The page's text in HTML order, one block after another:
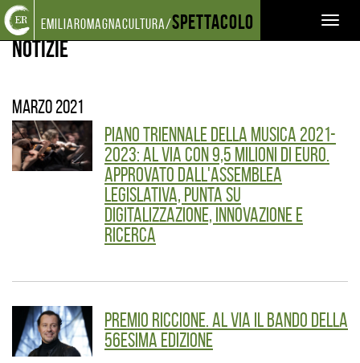
Torna
alla
home
page
Cerca
nel
sito
Salta
ai
contenuti
Salta
al
menu
principale
emiliaromagnacultura/Spettacolo
EVENTI E NEWS NOTIZIE
Notizie
marzo 2021
Piano triennale della Musica 2021-
2023: al via con 9,5 milioni di euro.
Approvato dall'Assemblea
legislativa, punta su
digitalizzazione, innovazione e
ricerca
Premio Riccione. Al via il bando della
56esima edizione